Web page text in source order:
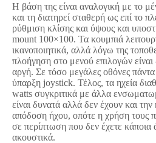
Η βάση της είναι αναλογική με το
και τη διατηρεί σταθερή ως επί το
ρύθμιση κλίσης και ύψους και
mount 100×100. Τα κουμπιά
ικανοποιητικά, αλλά λόγω της
πλοήγηση στο μενού επιλογών
αργή. Σε τόσο μεγάλες οθόνες
ύπαρξη joystick. Τέλος, τα ηχεία
watts συγκριτικά με άλλα
είναι δυνατά αλλά δεν έχουν και
απόδοση ήχου, οπότε η χρήση τους
σε περίπτωση που δεν έχετε κάποια
ακουστικά.